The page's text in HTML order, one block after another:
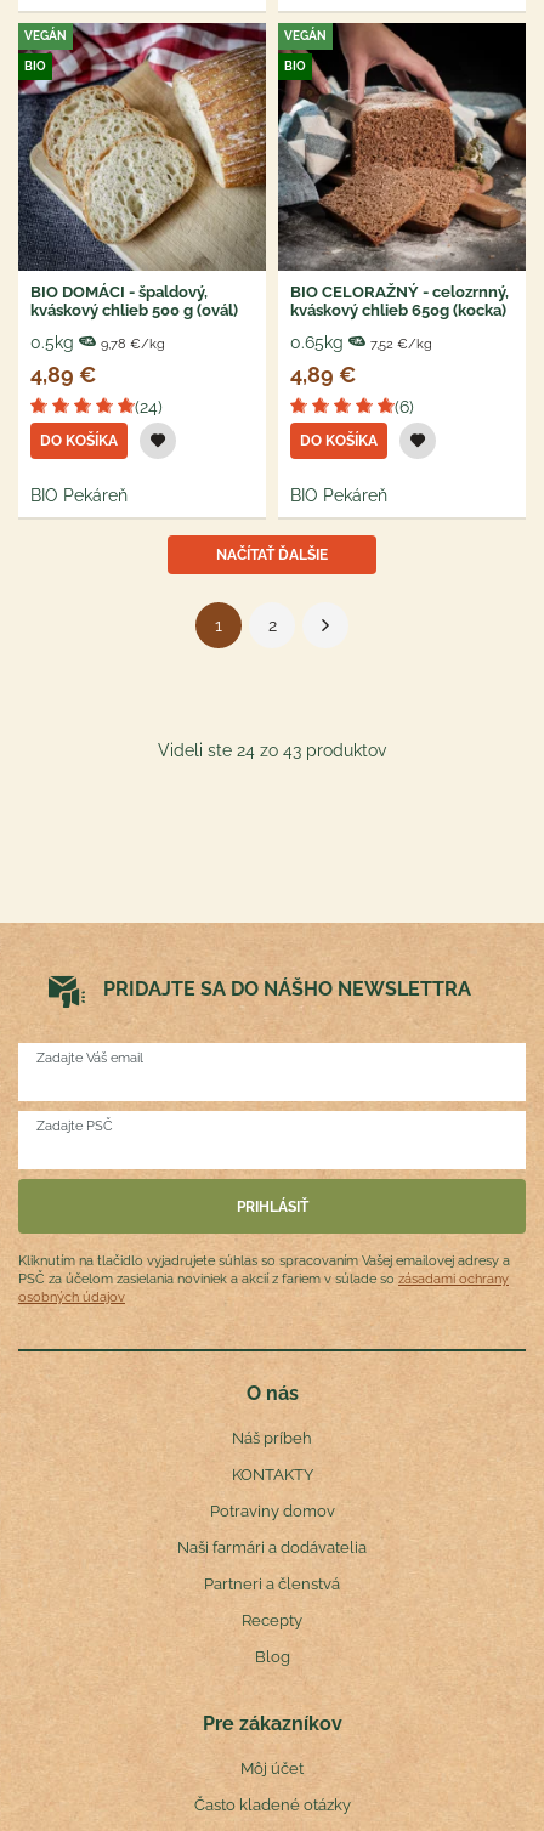
VEGÁN
BIO
BIO DOMÁCI - špaldový,
kváskový chlieb 500 g (ovál)
0.5kg 9,78 €/kg
4,89 €
(24)
DO KOŠÍKA
BIO Pekáreň
VEGÁN
BIO
BIO CELORAŽNÝ - celozrnný,
kváskový chlieb 650g (kocka)
0.65kg 7,52 €/kg
4,89 €
(6)
DO KOŠÍKA
BIO Pekáreň
NAČÍTAŤ ĎALŠIE
1 2
Videli ste 24 zo 43 produktov
PRIDAJTE SA DO NÁŠHO NEWSLETTRA
Zadajte Váš email
Zadajte PSČ
Kliknutím na tlačidlo vyjadrujete súhlas so spracovaním Vašej emailovej adresy a
PSČ za účelom zasielania noviniek a akcií z fariem v súlade so zásadami ochrany
osobných údajov
O nás
Náš príbeh
KONTAKTY
Potraviny domov
Naši farmári a dodávatelia
Partneri a členstvá
Recepty
Blog
Pre zákazníkov
Môj účet
Často kladené otázky